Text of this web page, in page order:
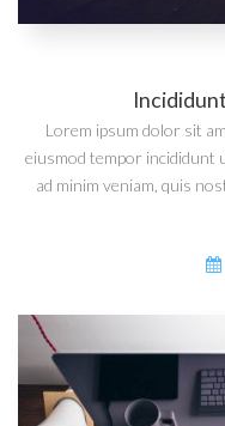
Lorem ipsum dolor sit
eiusmod tempor incididunt
ad minim veniam, quis